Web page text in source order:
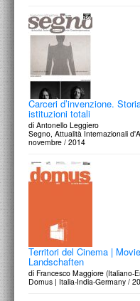
Carceri d’invenzione.
istituzioni totali
di Antonello Leggiero
Segno, Attualità Internazionali
novembre / 2014
Territori del Cinema |
Landschaften
di Francesco Maggiore (Italiano-
Domus | Italia-India-Germany /